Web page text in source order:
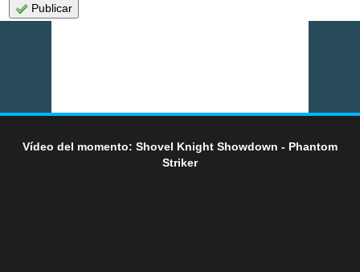
Publicar
Vídeo del momento: Shovel Knight Showdown - Phantom
Striker